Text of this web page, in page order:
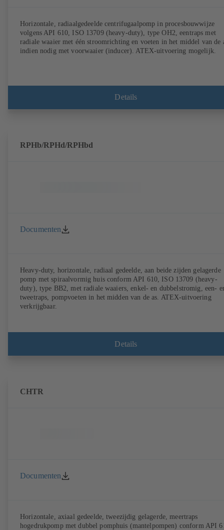
Horizontale, radiaalgedeelde centrifugaalpomp in procesbouwwijze
volgens API 610, ISO 13709 (heavy-duty), type OH2, eentraps met
radiale waaier met één stroomrichting en voeten in het middel van de
indien nodig met voorwaaier (inducer). ATEX-uitvoering mogelijk.
Details
RPHb/RPHd/RPHbd
Documenten
Heavy-duty, horizontale, radiaal gedeelde, aan beide zijden gelagerde
pomp met spiraalvormig huis conform API 610, ISO 13709 (heavy-
duty), type BB2, met radiale waaiers, enkel- en dubbelstromig, een-
tweetraps, pompvoeten in het midden van de as. ATEX-uitvoering
verkrijgbaar.
Details
CHTR
Documenten
Horizontale, axiaal gedeelde, tweezijdig gelagerde, meertraps
hogedrukpomp met dubbel pomphuis (mantelpompen) conform API